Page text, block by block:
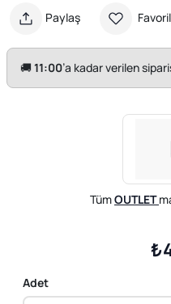
Paylaş
🚚11:00’a kadar verilen
TümOUTLET
Adet